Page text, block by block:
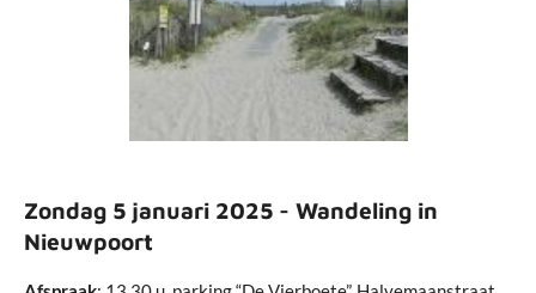
Zondag 5 januari 2025 - Wandeling in
Nieuwpoort